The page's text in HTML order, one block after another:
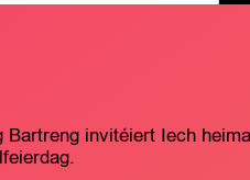
invitéiert Iech